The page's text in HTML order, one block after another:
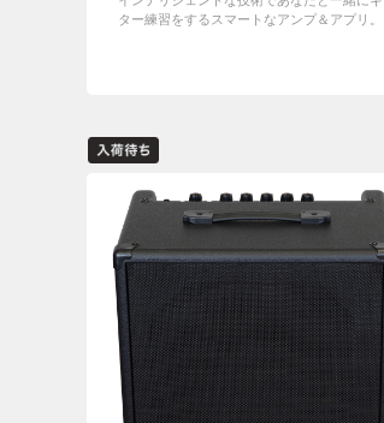
ター練習をするスマートなアンプ＆アプリ。